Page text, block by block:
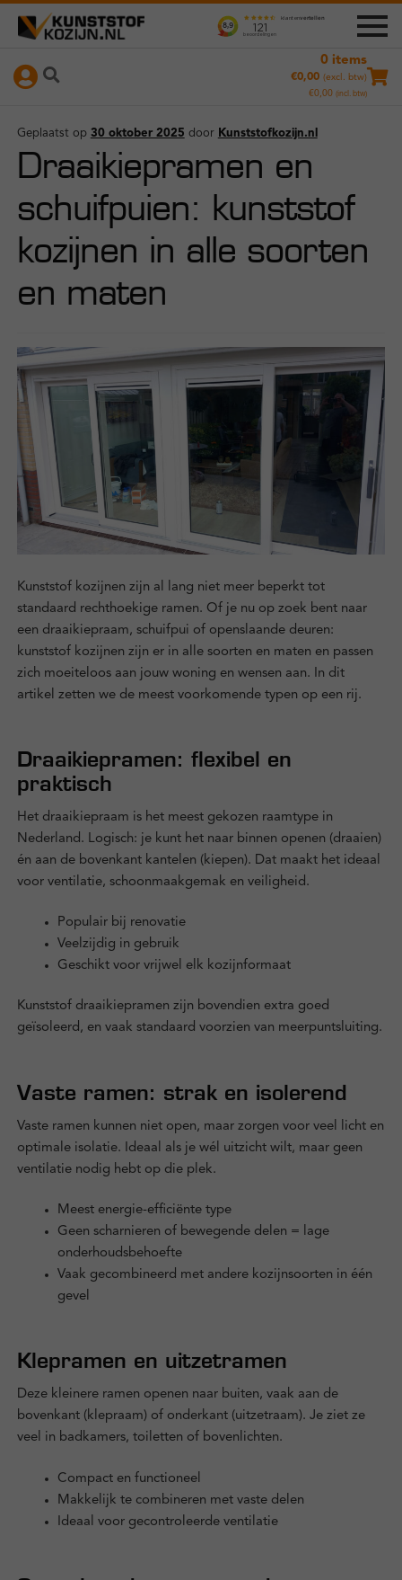
door
navigatie
naar
inhoud
0 items
€0,00 (excl. btw)
€0,00 (incl. btw)
Producten +
Instructievideo’s
Referenties
Zakelijk
Kennisbank
Over ons
Contact
Inloggen
Geplaatst op 30 oktober 2025 door Kunststofkozijn.nl
Draaikiepramen en
schuifpuien: kunststof
kozijnen in alle soorten
en maten
Kunststof kozijnen zijn al lang niet meer beperkt tot
standaard rechthoekige ramen. Of je nu op zoek bent naar
een draaikiepraam, schuifpui of openslaande deuren:
kunststof kozijnen zijn er in alle soorten en maten en passen
zich moeiteloos aan jouw woning en wensen aan. In dit
artikel zetten we de meest voorkomende typen op een rij.
Draaikiepramen: flexibel en
praktisch
Het draaikiepraam is het meest gekozen raamtype in
Nederland. Logisch: je kunt het naar binnen openen (draaien)
én aan de bovenkant kantelen (kiepen). Dat maakt het ideaal
voor ventilatie, schoonmaakgemak en veiligheid.
Populair bij renovatie
Veelzijdig in gebruik
Geschikt voor vrijwel elk kozijnformaat
Kunststof draaikiepramen zijn bovendien extra goed
geïsoleerd, en vaak standaard voorzien van meerpuntsluiting.
Vaste ramen: strak en isolerend
Vaste ramen kunnen niet open, maar zorgen voor veel licht en
optimale isolatie. Ideaal als je wél uitzicht wilt, maar geen
ventilatie nodig hebt op die plek.
Meest energie-efficiënte type
Geen scharnieren of bewegende delen = lage
onderhoudsbehoefte
Vaak gecombineerd met andere kozijnsoorten in één
gevel
Klepramen en uitzetramen
Deze kleinere ramen openen naar buiten, vaak aan de
bovenkant (klepraam) of onderkant (uitzetraam). Je ziet ze
veel in badkamers, toiletten of bovenlichten.
Compact en functioneel
Makkelijk te combineren met vaste delen
Ideaal voor gecontroleerde ventilatie